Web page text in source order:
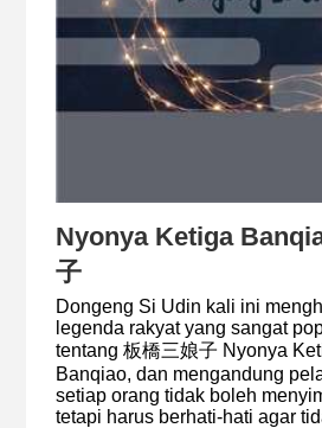
Nyonya Ketiga
子
Dongeng Si Udin kali ini
legenda rakyat yang sangat
tentang 板橋三娘子 Nyonya
Banqiao, dan mengandung
setiap orang tidak boleh
tetapi harus berhati-hati agar